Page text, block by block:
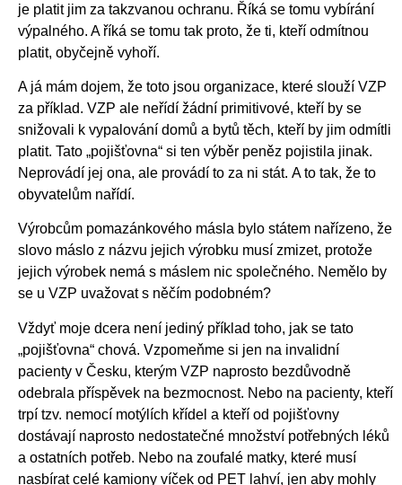
je platit jim za takzvanou ochranu. Říká se tomu vybírání
výpalného. A říká se tomu tak proto, že ti, kteří odmítnou
platit, obyčejně vyhoří.
A já mám dojem, že toto jsou organizace, které slouží VZP
za příklad. VZP ale neřídí žádní primitivové, kteří by se
snižovali k vypalování domů a bytů těch, kteří by jim odmítli
platit. Tato „pojišťovna“ si ten výběr peněz pojistila jinak.
Neprovádí jej ona, ale provádí to za ni stát. A to tak, že to
obyvatelům nařídí.
Výrobcům pomazánkového másla bylo státem nařízeno, že
slovo máslo z názvu jejich výrobku musí zmizet, protože
jejich výrobek nemá s máslem nic společného. Nemělo by
se u VZP uvažovat s něčím podobném?
Vždyť moje dcera není jediný příklad toho, jak se tato
„pojišťovna“ chová. Vzpomeňme si jen na invalidní
pacienty v Česku, kterým VZP naprosto bezdůvodně
odebrala příspěvek na bezmocnost. Nebo na pacienty, kteří
trpí tzv. nemocí motýlích křídel a kteří od pojišťovny
dostávají naprosto nedostatečné množství potřebných léků
a ostatních potřeb. Nebo na zoufalé matky, které musí
nasbírat celé kamiony víček od PET lahví, jen aby mohly